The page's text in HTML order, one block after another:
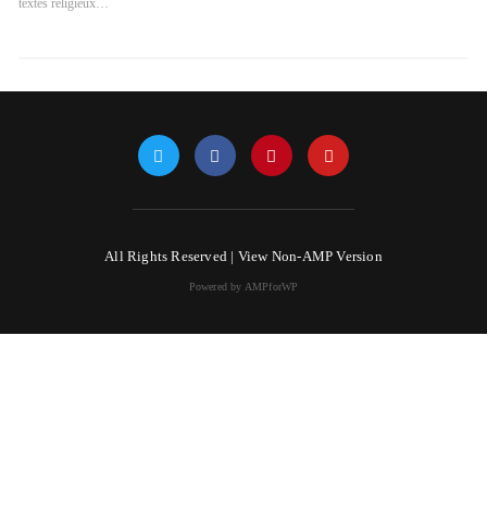
textes religieux…
All Rights Reserved | View Non-AMP Version
Powered by AMPforWP